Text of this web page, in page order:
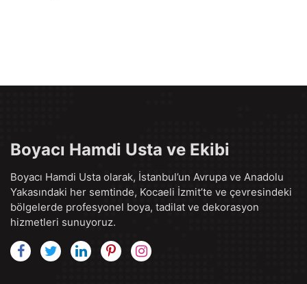
Boyacı Hamdi Usta ve Ekibi
Boyacı Hamdi Usta olarak, İstanbul’un Avrupa ve Anadolu
Yakasındaki her semtinde, Kocaeli İzmit’te ve çevresindeki
bölgelerde profesyonel boya, tadilat ve dekorasyon
hizmetleri sunuyoruz.